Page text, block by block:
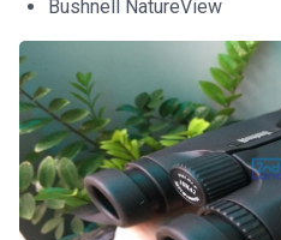
Bushnell NatureView